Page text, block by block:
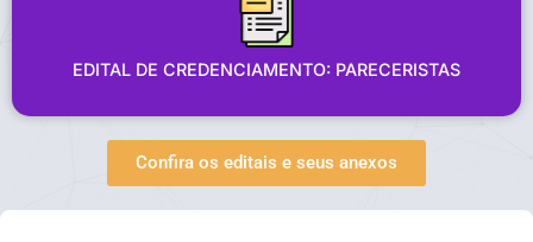
EDITAL DE CREDENCIAMENTO: PARECERISTAS
Confira os editais e seus anexos